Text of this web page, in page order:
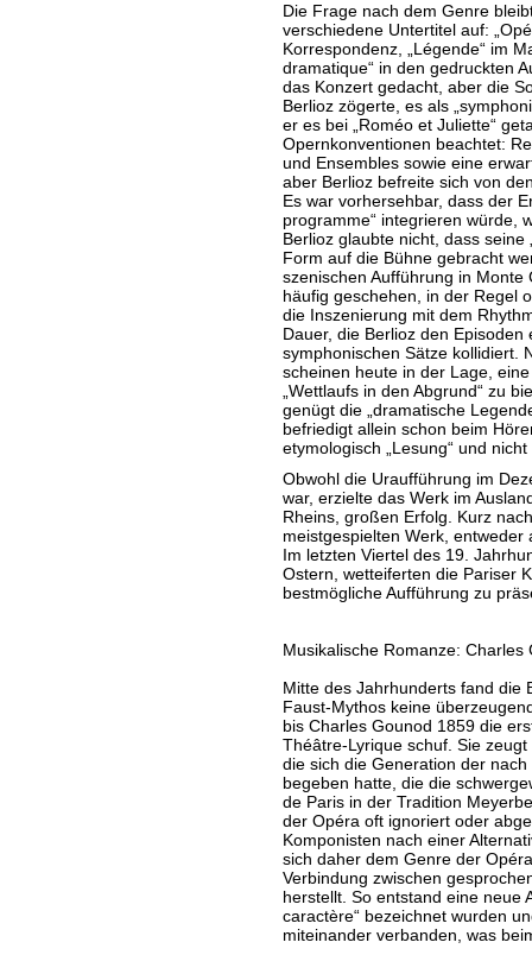
Die Frage nach dem Genre
verschiedene Untertitel auf:
Korrespondenz, „Légende“ im
dramatique“ in den gedruckten
das Konzert gedacht, aber die
Berlioz zögerte, es als
er es bei „Roméo et Juliette“
Opernkonventionen beachtet:
und Ensembles sowie eine
aber Berlioz befreite sich von
Es war vorhersehbar, dass der
programme“ integrieren würde,
Berlioz glaubte nicht, dass seine
Form auf die Bühne gebracht
szenischen Aufführung in
häufig geschehen, in der Regel
die Inszenierung mit dem
Dauer, die Berlioz den
symphonischen Sätze kollidiert.
scheinen heute in der Lage,
„Wettlaufs in den Abgrund“ zu
genügt die „dramatische
befriedigt allein schon beim
etymologisch „Lesung“ und nicht
Obwohl die Uraufführung im
war, erzielte das Werk im
Rheins, großen Erfolg. Kurz
meistgespielten Werk,
Im letzten Viertel des 19.
Ostern, wetteiferten die Pariser
bestmögliche Aufführung zu
Musikalische Romanze: Charles
Mitte des Jahrhunderts fand die
Faust-Mythos keine
bis Charles Gounod 1859 die
Théâtre-Lyrique schuf. Sie
die sich die Generation der
begeben hatte, die die
de Paris in der Tradition
der Opéra oft ignoriert oder
Komponisten nach einer
sich daher dem Genre der
Verbindung zwischen
herstellt. So entstand eine neue
caractère“ bezeichnet wurden
miteinander verbanden, was